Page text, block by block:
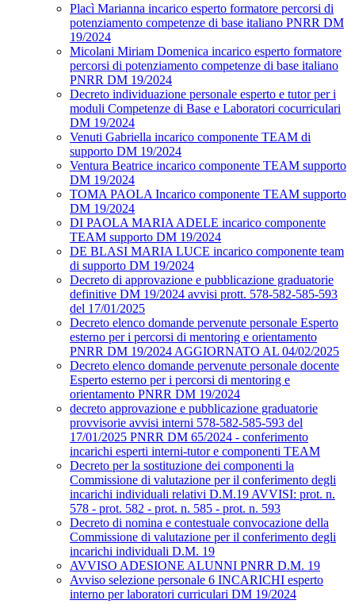
Placì Marianna incarico esperto formatore percorsi di
potenziamento competenze di base italiano PNRR DM
19/2024
Micolani Miriam Domenica incarico esperto formatore
percorsi di potenziamento competenze di base italiano
PNRR DM 19/2024
Decreto individuazione personale esperto e tutor per i
moduli Competenze di Base e Laboratori cocurriculari
DM 19/2024
Venuti Gabriella incarico componente TEAM di
supporto DM 19/2024
Ventura Beatrice incarico componente TEAM supporto
DM 19/2024
TOMA PAOLA Incarico componente TEAM supporto
DM 19/2024
DI PAOLA MARIA ADELE incarico componente
TEAM supporto DM 19/2024
DE BLASI MARIA LUCE incarico componente team
di supporto DM 19/2024
Decreto di approvazione e pubblicazione graduatorie
definitive DM 19/2024 avvisi prott. 578-582-585-593
del 17/01/2025
Decreto elenco domande pervenute personale Esperto
esterno per i percorsi di mentoring e orientamento
PNRR DM 19/2024 AGGIORNATO AL 04/02/2025
Decreto elenco domande pervenute personale docente
Esperto esterno per i percorsi di mentoring e
orientamento PNRR DM 19/2024
decreto approvazione e pubblicazione graduatorie
provvisorie avvisi interni 578-582-585-593 del
17/01/2025 PNRR DM 65/2024 - conferimento
incarichi esperti interni-tutor e componenti TEAM
Decreto per la sostituzione dei componenti la
Commissione di valutazione per il conferimento degli
incarichi individuali relativi D.M.19 AVVISI: prot. n.
578 - prot. 582 - prot. n. 585 - prot. n. 593
Decreto di nomina e contestuale convocazione della
Commissione di valutazione per il conferimento degli
incarichi individuali D.M. 19
AVVISO ADESIONE ALUNNI PNRR D.M. 19
Avviso selezione personale 6 INCARICHI esperto
interno per laboratori curriculari DM 19/2024